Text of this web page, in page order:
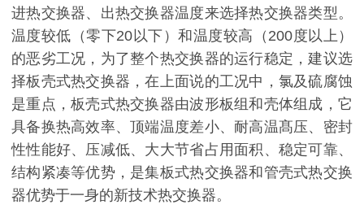
进热交换器、出热交换器温度来选择热交换器类型。
温度较低（零下20以下）和温度较高（200度以上）
的恶劣工况，为了整个热交换器的运行稳定，建议选
择板壳式热交换器，在上面说的工况中，氯及硫腐蚀
是重点，板壳式热交换器由波形板组和壳体组成，它
具备换热高效率、顶端温度差小、耐高温髙压、密封
性性能好、压减低、大大节省占用面积、稳定可靠、
结构紧凑等优势，是集板式热交换器和管壳式热交换
器优势于一身的新技术热交换器。